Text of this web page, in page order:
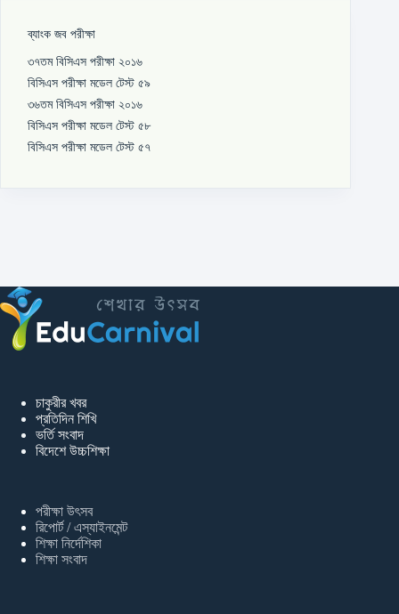
ব্যাংক জব পরীক্ষা
৩৭তম বিসিএস পরীক্ষা ২০১৬
বিসিএস পরীক্ষা মডেল টেস্ট ৫৯
৩৬তম বিসিএস পরীক্ষা ২০১৬
বিসিএস পরীক্ষা মডেল টেস্ট ৫৮
বিসিএস পরীক্ষা মডেল টেস্ট ৫৭
চাকুরীর খবর
প্রতিদিন শিখি
ভর্তি সংবাদ
বিদেশে উচ্চশিক্ষা
পরীক্ষা উৎসব
রিপোর্ট / এস্যাইনমেন্ট
শিক্ষা নির্দেশিকা
শিক্ষা সংবাদ